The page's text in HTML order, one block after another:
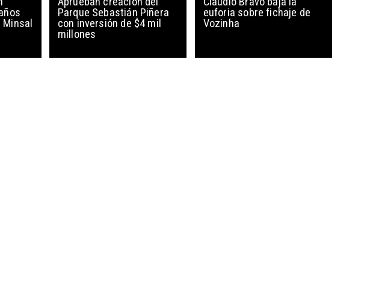
Minsal
Parque Sebastián Piñera
con inversión de $4 mil
millones
euforia sobre fichaje de
Vozinha